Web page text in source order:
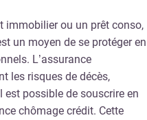
immobilier ou un prêt conso,
un moyen de se protéger en
L’assurance
les risques de décès,
est possible de souscrire en
chômage crédit. Cette